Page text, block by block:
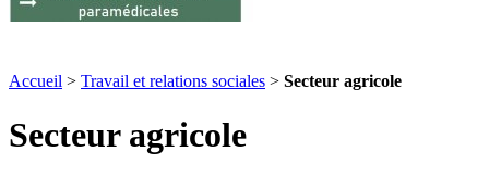
Accueil > Travail et relations sociales > Secteur agricole
Secteur agricole